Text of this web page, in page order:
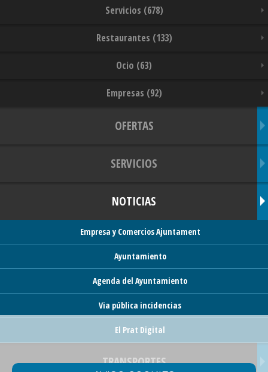
Servicios (678)
Restaurantes (133)
Ocio (63)
Empresas (92)
OFERTAS
SERVICIOS
NOTICIAS
Empresa y Comercios Ajuntament
Ayuntamiento
Agenda del Ayuntamiento
Via pública incidencias
El Prat Digital
TRANSPORTES